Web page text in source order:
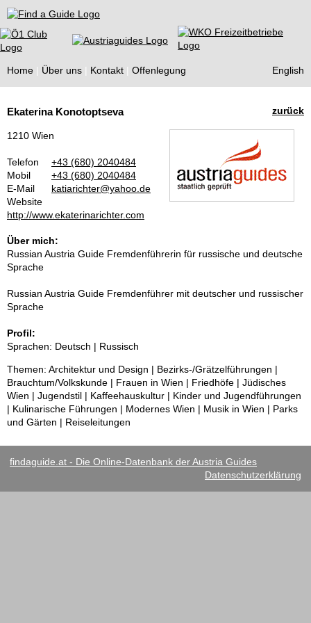
Find a Guide
Home Über uns Kontakt Offenlegung English
Guides
zurück
Ekaterina Konotoptseva
1210 Wien
Telefon
+43 (680) 2040484
Mobil
+43 (680) 2040484
E-Mail
katiarichter@yahoo.de
Website
http://www.ekaterinarichter.com
Über mich:
Russian Austria Guide Fremdenführerin für russische und deutsche
Sprache
Russian Austria Guide Fremdenführer mit deutscher und russischer
Sprache
Profil:
Sprachen: Deutsch | Russisch
Themen: Architektur und Design | Bezirks-/Grätzelführungen |
Brauchtum/Volkskunde | Frauen in Wien | Friedhöfe | Jüdisches
Wien | Jugendstil | Kaffeehauskultur | Kinder und Jugendführungen
| Kulinarische Führungen | Modernes Wien | Musik in Wien | Parks
und Gärten | Reiseleitungen
findaguide.at - Die Online-Datenbank der Austria Guides
Datenschutzerklärung